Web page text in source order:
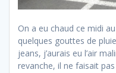
On a eu chaud ce midi
quelques gouttes de
jeans, j’aurais eu l’air
revanche, il ne faisait